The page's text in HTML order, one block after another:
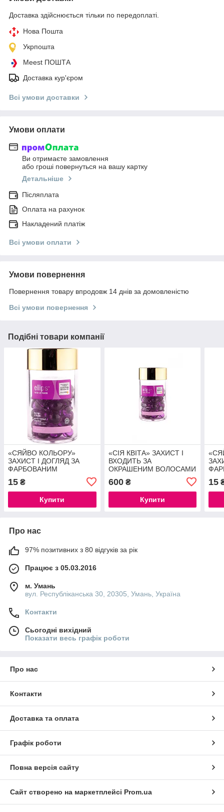
Доставка здійснюється тільки по передоплаті.
Нова Пошта
Укрпошта
Meest ПОШТА
Доставка кур'єром
Всі умови доставки
Умови оплати
Ви отримаєте замовлення
або гроші повернуться на вашу картку
Детальніше
Післяплата
Оплата на рахунок
Накладений платіж
Всі умови оплати
Умови повернення
Повернення товару впродовж 14 днів за домовленістю
Всі умови повернення
Подібні товари компанії
«СЯЙВО КОЛЬОРУ»
ЗАХИСТ І ДОГЛЯД ЗА
ФАРБОВАНИМ
15 ₴
Купити
«СІЯ КВІТА» ЗАХИСТ І
ВХОДИТЬ ЗА
ОКРАШЕНИМ ВОЛОСАМИ
600₴
Купити
15
Про нас
97% позитивних з 80 відгуків за рік
Працює з 05.03.2016
м. Умань
вул. Республіканська 30, 20305, Умань, Україна
Контакти
Сьогодні вихідний
Показати весь графік роботи
Про нас
Контакти
Доставка та оплата
Графік роботи
Повна версія сайту
Сайт створено на маркетплейсі Prom.ua